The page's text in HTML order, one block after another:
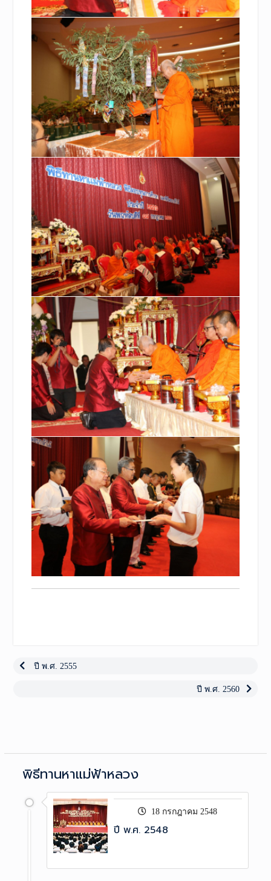
นำทางPrevious
ปี พ.ศ. 2555
Next
ปี พ.ศ. 2560
พิธีทานหาแม่ฟ้าหลวง
18 กรกฎาคม 2548
ปี พ.ศ. 2548